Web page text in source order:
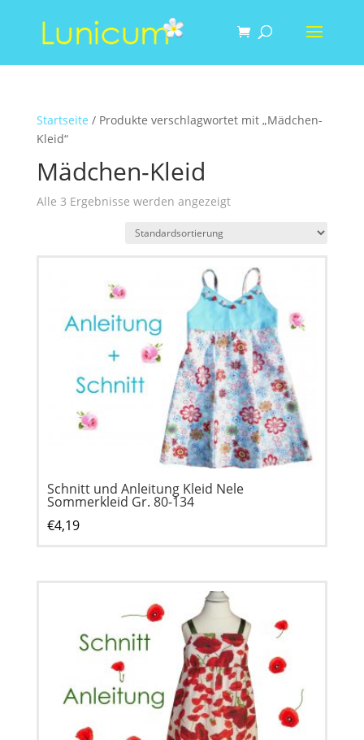
Startseite / Produkte verschlagwortet mit „Mädchen-
Kleid“
Mädchen-Kleid
Alle 3 Ergebnisse werden angezeigt
Schnitt und Anleitung Kleid Nele
Sommerkleid Gr. 80-134
€4,19